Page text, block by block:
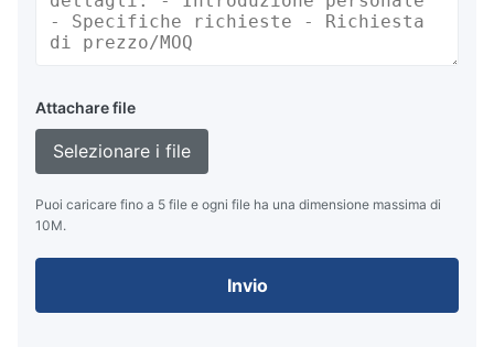
Attachare file
Selezionare i file
Puoi caricare fino a 5 file e ogni file ha una dimensione massima di
10M.
Invio